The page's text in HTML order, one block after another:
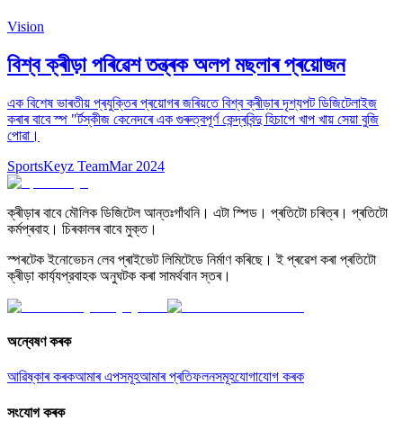
Vision
বিশ্ব ক্ৰীড়া পৰিৱেশ তন্ত্ৰক অলপ মছলাৰ প্ৰয়োজন
এক বিশেষ ভাৰতীয় প্ৰযুক্তিৰ প্ৰয়োগৰ জৰিয়তে বিশ্ব ক্ৰীড়াৰ দৃশ্যপট ডিজিটেলাইজ
কৰাৰ বাবে স্প "ৰ্টস্কীজ কেনেদৰে এক গুৰুত্বপূৰ্ণ কেন্দ্ৰবিন্দু হিচাপে খাপ খায় সেয়া বুজি
পোৱা।
SportsKeyz TeamMar 2024
ক্ৰীড়াৰ বাবে মৌলিক ডিজিটেল আন্তঃগাঁথনি। এটা স্পিড। প্ৰতিটো চৰিত্ৰ। প্ৰতিটো
কৰ্মপ্ৰবাহ। চিৰকালৰ বাবে মুক্ত।
স্পৰটেক ইনোভেচন লেব প্ৰাইভেট লিমিটেডে নিৰ্মাণ কৰিছে। ই প্ৰৱেশ কৰা প্ৰতিটো
ক্ৰীড়া কাৰ্য্যপ্রবাহক অনুঘটক কৰা সামৰ্থবান স্তৰ।
অন্বেষণ কৰক
আৱিষ্কাৰ কৰকআমাৰ এপসমূহআমাৰ প্ৰতিফলনসমূহযোগাযোগ কৰক
সংযোগ কৰক